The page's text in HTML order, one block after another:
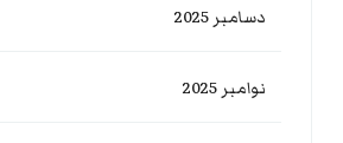
دسامبر 2025
نوامبر 2025